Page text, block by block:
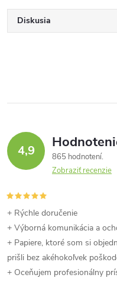
Diskusia
4,9
865 hodnotení
Zobraziť recenzie
+ Rýchle doručenie
+ Výborná komunikácia a
+ Papiere, ktoré som si
prišli bez akéhokoľvek
+ Oceňujem profesionálny